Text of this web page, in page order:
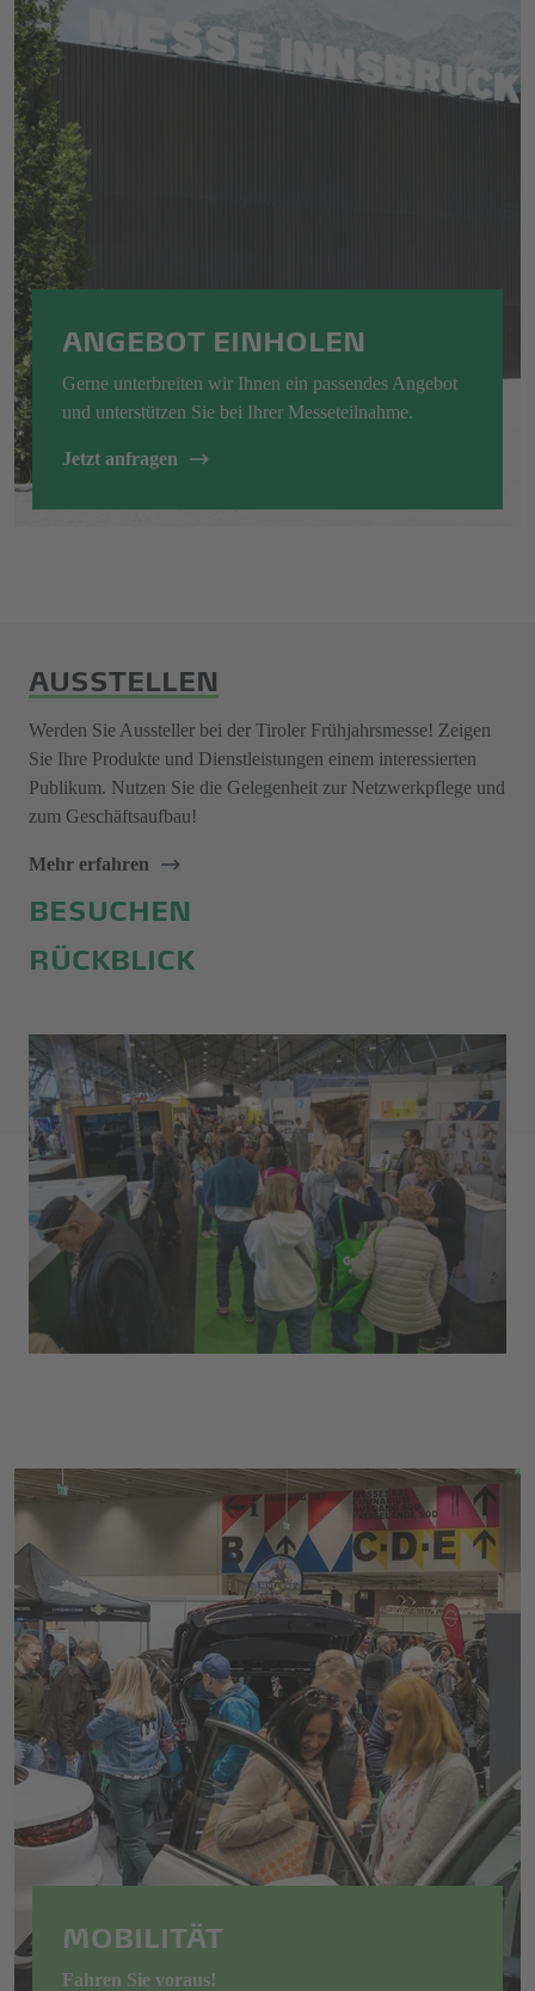
ANGEBOT EINHOLEN
Gerne unterbreiten wir Ihnen ein passendes Angebot
und unterstützen Sie bei Ihrer Messeteilnahme.
Jetzt anfragen
AUSSTELLEN
Werden Sie Aussteller bei der Tiroler Frühjahrsmesse! Zeigen
Sie Ihre Produkte und Dienstleistungen einem interessierten
Publikum. Nutzen Sie die Gelegenheit zur Netzwerkpflege und
zum Geschäftsaufbau!
Mehr erfahren
BESUCHEN
RÜCKBLICK
MOBILITÄT
Fahren Sie voraus!